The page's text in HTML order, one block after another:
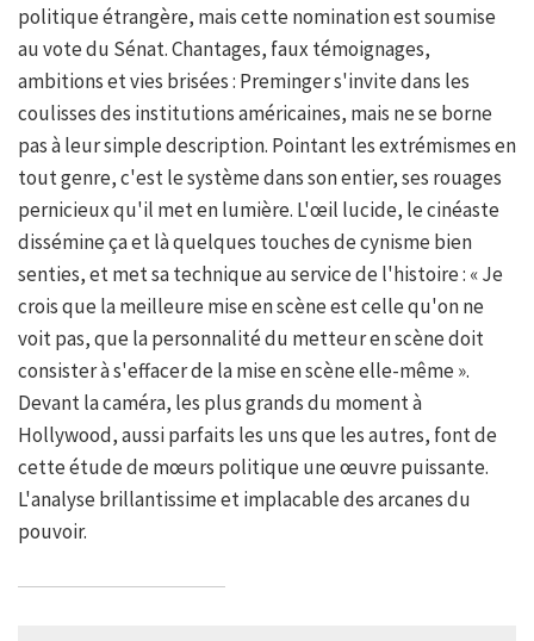
politique étrangère, mais cette nomination est soumise
au vote du Sénat. Chantages, faux témoignages,
ambitions et vies brisées : Preminger s'invite dans les
coulisses des institutions américaines, mais ne se borne
pas à leur simple description. Pointant les extrémismes en
tout genre, c'est le système dans son entier, ses rouages
pernicieux qu'il met en lumière. L'œil lucide, le cinéaste
dissémine ça et là quelques touches de cynisme bien
senties, et met sa technique au service de l'histoire : « Je
crois que la meilleure mise en scène est celle qu'on ne
voit pas, que la personnalité du metteur en scène doit
consister à s'effacer de la mise en scène elle-même ».
Devant la caméra, les plus grands du moment à
Hollywood, aussi parfaits les uns que les autres, font de
cette étude de mœurs politique une œuvre puissante.
L'analyse brillantissime et implacable des arcanes du
pouvoir.